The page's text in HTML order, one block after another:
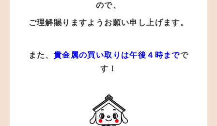
ので、
ご理解賜りますようお願い申し上げます。
また、 貴金属の買い取りは午後４時までで
す！